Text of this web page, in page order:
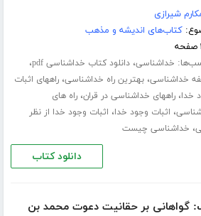
شیرازی
کتاب‌های اندیشه و مذهب
خداشناسی،دانلود کتاب خداشناسی pdf ،
خداشناسی،بهترین راه خداشناسی،راههای اثبات
خدا،راههای خداشناسی در قران،راه های
، اثبات وجود خدا، اثبات وجود خدا از نظر
، خداشناسی چیست
دانلود کتاب
گواهانی بر حقانیت دعوت محمد بن